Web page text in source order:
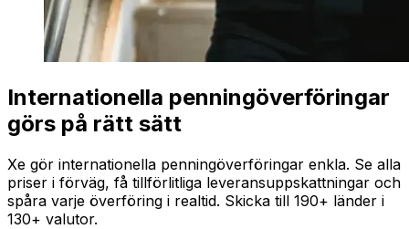
Internationella penningöverföringar
görs på rätt sätt
Xe gör internationella penningöverföringar enkla. Se alla
priser i förväg, få tillförlitliga leveransuppskattningar och
spåra varje överföring i realtid. Skicka till 190+ länder i
130+ valutor.